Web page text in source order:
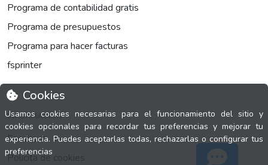
Cookies
Usamos cookies necesarias para el funcionamiento del sitio y
cookies opcionales para recordar tus preferencias y mejorar tu
experiencia. Puedes aceptarlas todas, rechazarlas o configurar tus
preferencias
Programa de contabilidad gratis
Programa de presupuestos
Programa para hacer facturas
fsprinter
INFORMACIÓN
Facebook
Polícita de cookies